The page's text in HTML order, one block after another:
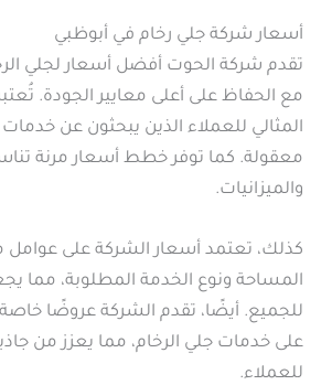
أسعار شركة جلي رخام في أبوظبي
تقدم شركة الحوت أفضل أسعار لجلي
مع الحفاظ على أعلى معايير الجودة.
المثالي للعملاء الذين يبحثون عن
معقولة. كما توفر خطط أسعار مرنة
والميزانيات.
كذلك، تعتمد أسعار الشركة على
المساحة ونوع الخدمة المطلوبة، مما
للجميع. أيضًا، تقدم الشركة عروضًا
على خدمات جلي الرخام، مما يعزز من
للعملاء.